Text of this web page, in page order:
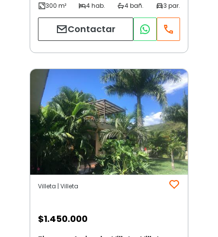
Contactar
Villeta | Villeta
$1.450.000